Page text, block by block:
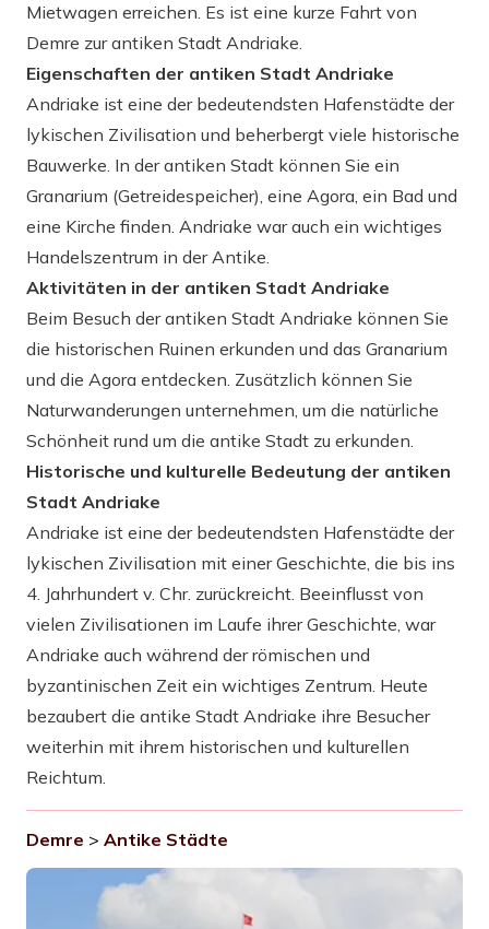
Mietwagen erreichen. Es ist eine kurze Fahrt von
Demre zur antiken Stadt Andriake.
Eigenschaften der antiken Stadt Andriake
Andriake ist eine der bedeutendsten Hafenstädte der
lykischen Zivilisation und beherbergt viele historische
Bauwerke. In der antiken Stadt können Sie ein
Granarium (Getreidespeicher), eine Agora, ein Bad und
eine Kirche finden. Andriake war auch ein wichtiges
Handelszentrum in der Antike.
Aktivitäten in der antiken Stadt Andriake
Beim Besuch der antiken Stadt Andriake können Sie
die historischen Ruinen erkunden und das Granarium
und die Agora entdecken. Zusätzlich können Sie
Naturwanderungen unternehmen, um die natürliche
Schönheit rund um die antike Stadt zu erkunden.
Historische und kulturelle Bedeutung der antiken
Stadt Andriake
Andriake ist eine der bedeutendsten Hafenstädte der
lykischen Zivilisation mit einer Geschichte, die bis ins
4. Jahrhundert v. Chr. zurückreicht. Beeinflusst von
vielen Zivilisationen im Laufe ihrer Geschichte, war
Andriake auch während der römischen und
byzantinischen Zeit ein wichtiges Zentrum. Heute
bezaubert die antike Stadt Andriake ihre Besucher
weiterhin mit ihrem historischen und kulturellen
Reichtum.
Demre > Antike Städte